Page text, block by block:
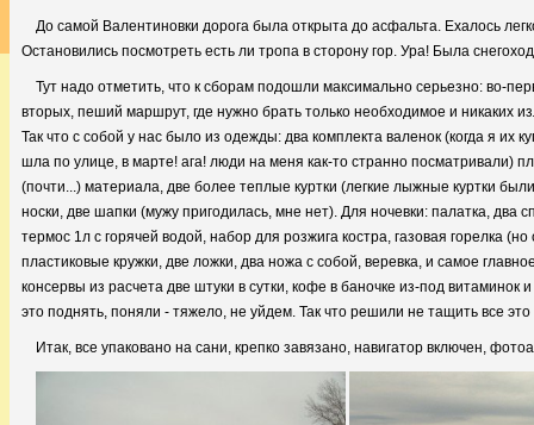
До самой Валентиновки дорога была открыта до асфальта. Ехалось
Остановились посмотреть есть ли тропа в сторону гор. Ура! Была
Тут надо отметить, что к сборам подошли максимально серьезно: во-
вторых, пеший маршрут, где нужно брать только необходимое и никаких
Так что с собой у нас было из одежды: два комплекта валенок (когда я их
шла по улице, в марте! ага! люди на меня как-то странно посматривали)
(почти...) материала, две более теплые куртки (легкие лыжные куртки
носки, две шапки (мужу пригодилась, мне нет). Для ночевки: палатка, два
термос 1л с горячей водой, набор для розжига костра, газовая горелка
пластиковые кружки, две ложки, два ножа с собой, веревка, и самое
консервы из расчета две штуки в сутки, кофе в баночке из-под
это поднять, поняли - тяжело, не уйдем. Так что решили не тащить все
Итак, все упаковано на сани, крепко завязано, навигатор включен,